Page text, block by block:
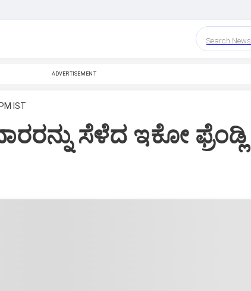
Search News
ADVERTISEMENT
IST
ಸೆಳೆದ ಇಕೋ ಫ್ರೆಂಡ್ಲಿ